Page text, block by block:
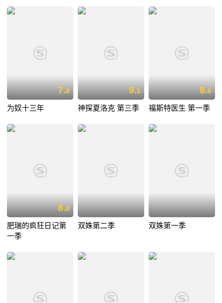
7.8
为奴十三年
9.1
神探夏洛克 第三季
8.6
福斯特医生 第一季
8.8
肥瑞的疯狂日记第
一季
双姝第二季 双姝第一季